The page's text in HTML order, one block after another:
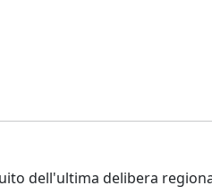
dell'ultima delibera